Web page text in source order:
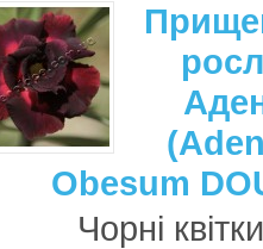
Obesum
Чорні